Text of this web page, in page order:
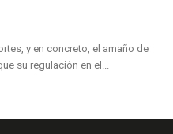
y en concreto, el amaño de
su regulación en el...